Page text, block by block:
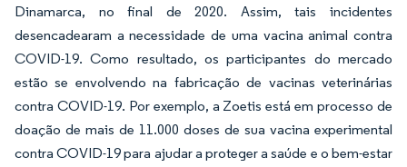
Dinamarca, no final de 2020. Assim, tais incidentes
desencadearam a necessidade de uma vacina animal contra
COVID-19. Como resultado, os participantes do mercado
estão se envolvendo na fabricação de vacinas veterinárias
contra COVID-19. Por exemplo, a Zoetis está em processo de
doação de mais de 11.000 doses de sua vacina experimental
contra COVID-19 para ajudar a proteger a saúde e o bem-estar